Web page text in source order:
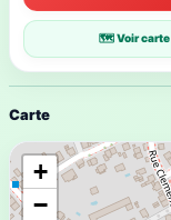
Carte
+
−
🗺 Voir carte